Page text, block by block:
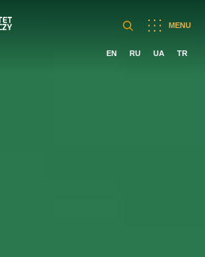
MENU
EN RU UA TR